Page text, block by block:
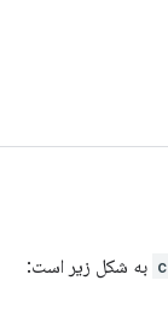
به شکل زیر است: